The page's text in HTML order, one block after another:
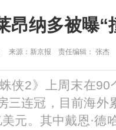
昂纳多被曝“
来源：新京报 责任编辑： 张杰
蛛侠2》上周末在
三连冠，目前海外
元。其中戴恩·德